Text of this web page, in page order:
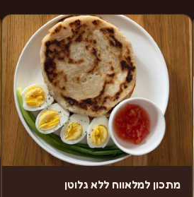
מתכון למלאווח ללא גלוטן